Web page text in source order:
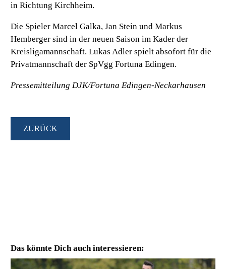
in Richtung Kirchheim.
Die Spieler Marcel Galka, Jan Stein und Markus
Hemberger sind in der neuen Saison im Kader der
Kreisligamannschaft. Lukas Adler spielt absofort für die
Privatmannschaft der SpVgg Fortuna Edingen.
Pressemitteilung DJK/Fortuna Edingen-Neckarhausen
ZURÜCK
Das könnte Dich auch interessieren: